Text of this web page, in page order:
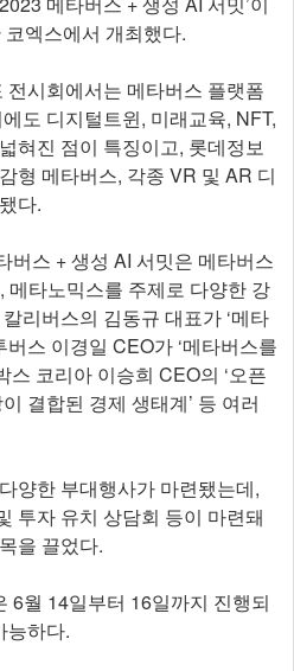
엑스에서 개최했다.
시회에서는 메타버스 플랫폼
도 디지털트윈, 미래교육, NFT,
혀진 점이 특징이고, 롯데정보
형 메타버스, 각종 VR 및 AR 디
다.
버스 + 생성 AI 서밋은 메타버스
메타노믹스를 주제로 다양한 강
리버스의 김동규 대표가 ‘메타
스 이경일 CEO가 ‘메타버스를
스 코리아 이승희 CEO의 ‘오픈
결합된 경제 생태계’ 등 여러
양한 부대행사가 마련됐는데,
투자 유치 상담회 등이 마련돼
을 끌었다.
6월 14일부터 16일까지 진행되
능하다.